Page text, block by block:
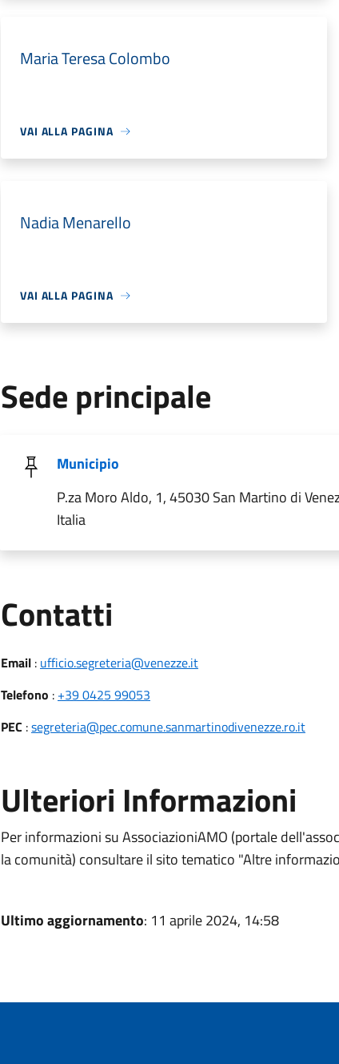
Maria Teresa Colombo
VAI ALLA PAGINA
Nadia Menarello
VAI ALLA PAGINA
Sede principale
Municipio
P.za Moro Aldo, 1, 45030 San Martino di
Italia
Contatti
Email: ufficio.segreteria@venezze.it
Telefono : +39 0425 99053
PEC :segreteria@pec.comune.sanmartinodivenezze.ro.it
Ulteriori Informazioni
Per informazioni su AssociazioniAMO (portale
la comunità) consultare il sito tematico "Altre
Ultimo aggiornamento: 11 aprile 2024, 14:58